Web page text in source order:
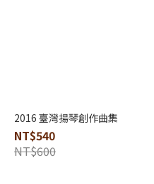
2016 臺灣揚琴創作曲集
NT$540
NT$600